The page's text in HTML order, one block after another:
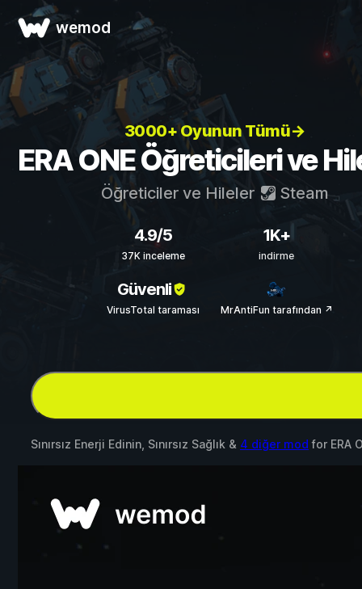
wemod
3000+ Oyunun Tümü→
ERA ONE Öğreticileri ve
Öğreticiler ve Hileler Steam
4.9/5
37K inceleme
1K+
indirme
Güvenli
VirusTotal taraması MrAntiFun tarafından ↗
Sınırsız Enerji Edinin, Sınırsız Sağlık & 4 diğer mod for ERA